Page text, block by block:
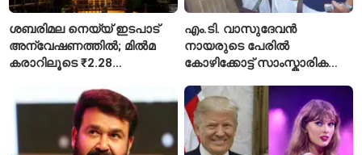
ശബരിമല നെയ്യ് ഇടപാട്
അന്വേഷണത്തിൽ; മിൽമ
കരാറിലൂടെ ₹2.28
എഫ്ഐആർ
എം.ടി. വാസുദേവൻ
നായരുടെ പേരിൽ
കോഴിക്കോട്ട് സാംസ്കാരിക
പ്രവർത്തനങ്ങൾക്ക് ₹50
കോടി